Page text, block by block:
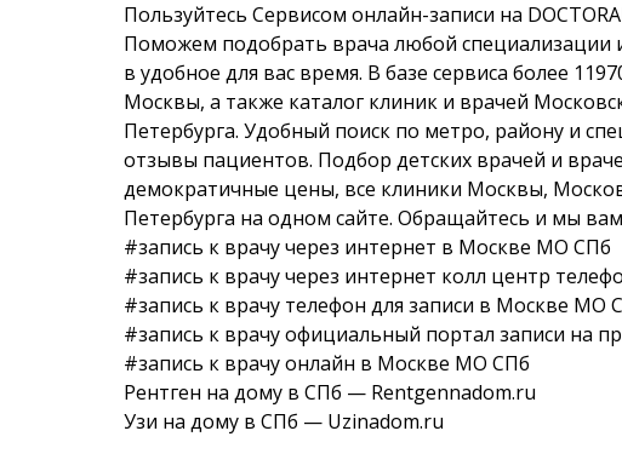
Пользуйтесь Сервисом онлайн-записи на
Поможем подобрать врача любой специализации
в удобное для вас время. В базе сервиса более
Москвы, а также каталог клиник и врачей
Петербурга. Удобный поиск по метро, району и
отзывы пациентов. Подбор детских врачей и
демократичные цены, все клиники Москвы,
Петербурга на одном сайте. Обращайтесь и мы
#запись к врачу через интернет в Москве МО СПб
#запись к врачу через интернет колл центр
#запись к врачу телефон для записи в Москве МО
#запись к врачу официальный портал записи на
#запись к врачу онлайн в Москве МО СПб
Рентген на дому в СПб — Rentgennadom.ru
Узи на дому в СПб — Uzinadom.ru